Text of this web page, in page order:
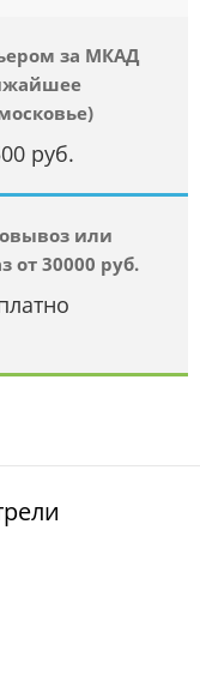
за МКАД
руб.
или
от 30000 руб.